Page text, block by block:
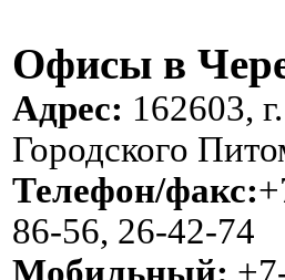
Офисы в
Адрес: 162603,
Городского
Телефон/факс:
86-56, 26-42-74